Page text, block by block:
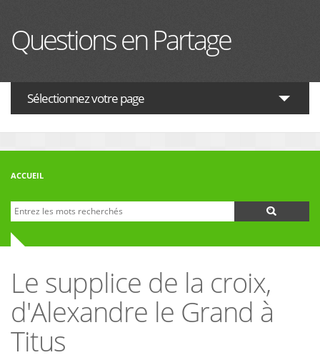
Questions en Partage
Sélectionnez votre page
ACTUALITES
FORUM
ACCUEIL
Formulaire de recherche
Recherche
Le supplice de la croix,
d'Alexandre le Grand à
Titus